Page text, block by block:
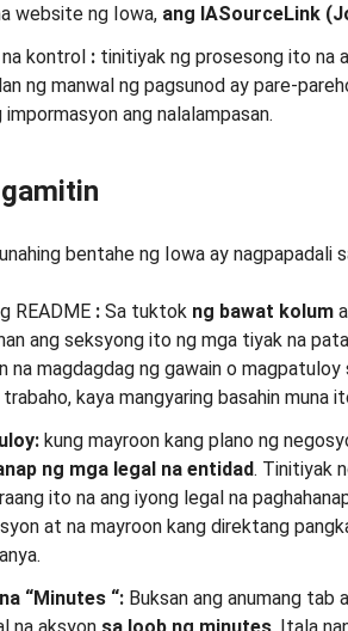
website ng Iowa, ang IASourceLink
kontrol : tinitiyak ng prosesong ito na
ng manwal ng pagsunod ay pare-
impormasyon ang nalalampasan.
bentahe ng Iowa ay nagpapadali
README : Sa tuktok ng bawat kolum
ang seksyong ito ng mga tiyak na
na magdagdag ng gawain o magpatuloy
kaya mangyaring basahin muna
kung mayroon kang plano ng
ng mga legal na entidad. Tinitiyak
ito na ang iyong legal na
at na mayroon kang direktang
na “Minutes “: Buksan ang anumang tab